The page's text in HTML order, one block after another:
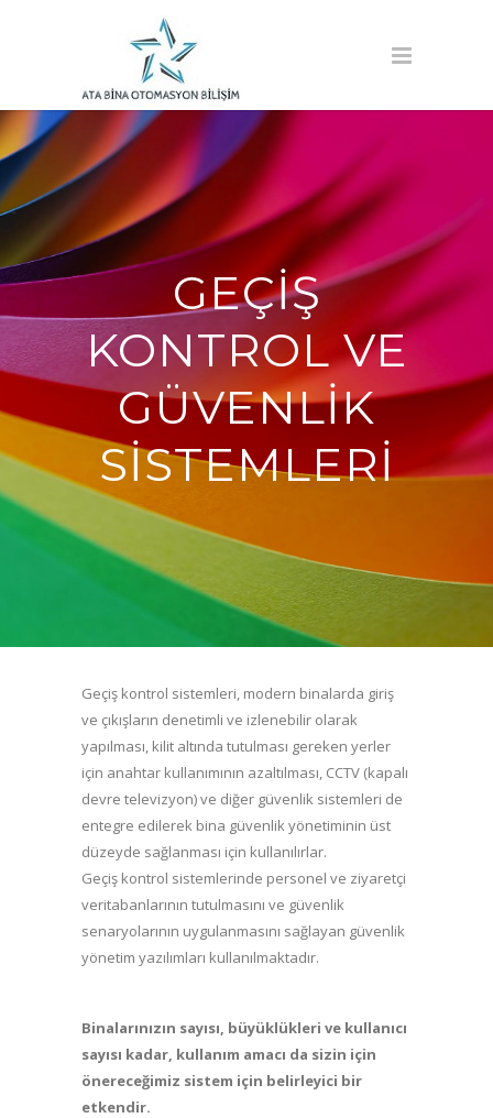
GEÇIŞ
KONTROL VE
GÜVENLIK
SISTEMLERI
Geçiş kontrol sistemleri, modern binalarda giriş
ve çıkışların denetimli ve izlenebilir olarak
yapılması, kilit altında tutulması gereken yerler
için anahtar kullanımının azaltılması, CCTV (kapalı
devre televizyon) ve diğer güvenlik sistemleri de
entegre edilerek bina güvenlik yönetiminin üst
düzeyde sağlanması için kullanılırlar.
Geçiş kontrol sistemlerinde personel ve ziyaretçi
veritabanlarının tutulmasını ve güvenlik
senaryolarının uygulanmasını sağlayan güvenlik
yönetim yazılımları kullanılmaktadır.
Binalarınızın sayısı, büyüklükleri ve kullanıcı
sayısı kadar, kullanım amacı da sizin için
önereceğimiz sistem için belirleyici bir
etkendir.